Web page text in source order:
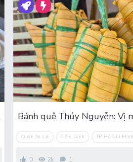
Quán ăn vặt Tiệm bánh TP. Hồ Chí Minh
0 2k 1